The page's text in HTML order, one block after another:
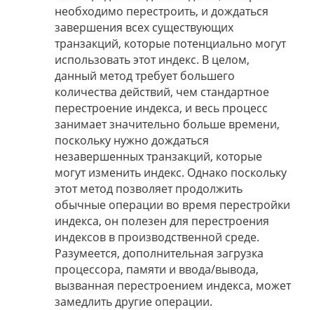
необходимо перестроить, и дождаться
завершения всех существующих
транзакций, которые потенциально могут
использовать этот индекс. В целом,
данный метод требует большего
количества действий, чем стандартное
перестроение индекса, и весь процесс
занимает значительно больше времени,
поскольку нужно дождаться
незавершенных транзакций, которые
могут изменить индекс. Однако поскольку
этот метод позволяет продолжить
обычные операции во время перестройки
индекса, он полезен для перестроения
индексов в производственной среде.
Разумеется, дополнительная загрузка
процессора, памяти и ввода/вывода,
вызванная перестроением индекса, может
замедлить другие операции.